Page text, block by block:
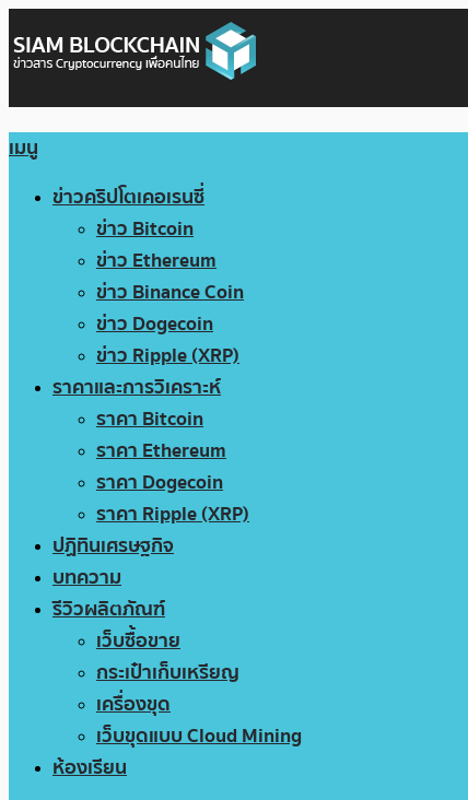
เมนู
ข่าวคริปโตเคอเรนซี่
ข่าว Bitcoin
ข่าว Ethereum
ข่าว Binance Coin
ข่าว Dogecoin
ข่าว Ripple (XRP)
ราคาและการวิเคราะห์
ราคา Bitcoin
ราคา Ethereum
ราคา Dogecoin
ราคา Ripple (XRP)
ปฏิทินเศรษฐกิจ
บทความ
รีวิวผลิตภัณฑ์
เว็บซื้อขาย
กระเป๋าเก็บเหรียญ
เครื่องขุด
เว็บขุดแบบ Cloud Mining
ห้องเรียน